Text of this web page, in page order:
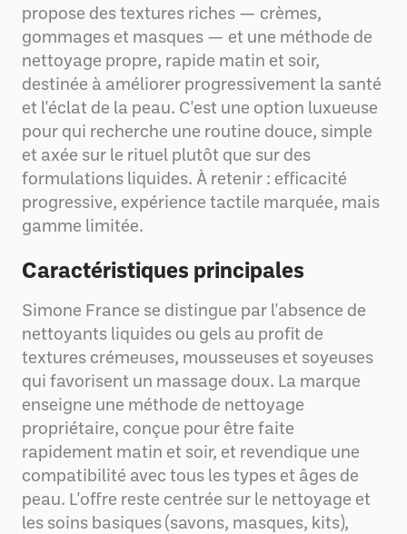
propose des textures riches — crèmes,
gommages et masques — et une méthode de
nettoyage propre, rapide matin et soir,
destinée à améliorer progressivement la santé
et l'éclat de la peau. C'est une option luxueuse
pour qui recherche une routine douce, simple
et axée sur le rituel plutôt que sur des
formulations liquides. À retenir : efficacité
progressive, expérience tactile marquée, mais
gamme limitée.
Caractéristiques principales
Simone France se distingue par l'absence de
nettoyants liquides ou gels au profit de
textures crémeuses, mousseuses et soyeuses
qui favorisent un massage doux. La marque
enseigne une méthode de nettoyage
propriétaire, conçue pour être faite
rapidement matin et soir, et revendique une
compatibilité avec tous les types et âges de
peau. L'offre reste centrée sur le nettoyage et
les soins basiques (savons, masques, kits),